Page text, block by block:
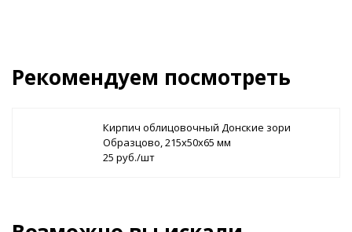
Рекомендуем посмотреть
Кирпич облицовочный Донские зори
Образцово, 215х50х65 мм
25 руб./шт